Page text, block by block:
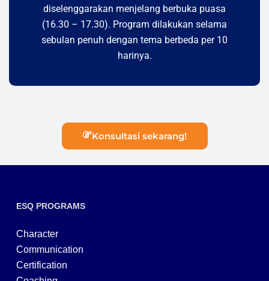
diselenggarakan menjelang berbuka puasa
(16.30 – 17.30). Program dilakukan selama
sebulan penuh dengan tema berbeda per 10
harinya.
Konsultasi sekarang!
ESQ PROGRAMS
Character
Communication
Certification